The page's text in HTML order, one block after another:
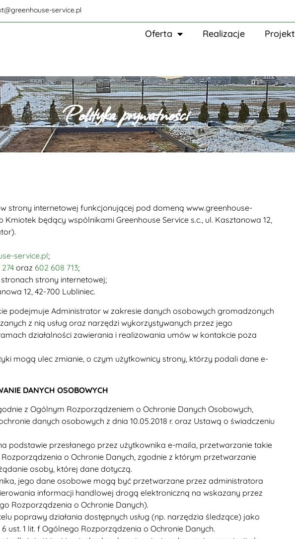
service.pl
Oferta Realizacje Projekt
Polityka prywatności
strony internetowej funkcjonującej pod domeną www.greenhouse-
będący wspólnikami Greenhouse Service s.c., ul. Kasztanowa 12,
service.pl;
oraz 602 608 713;
strony internetowej;
12, 42-700 Lubliniec.
podejmuje Administrator w zakresie danych osobowych gromadzonych
z nią usług oraz narzędzi wykorzystywanych przez jego
działalności zawierania i realizowania umów w kontakcie poza
mogą ulec zmianie, o czym użytkownicy strony, którzy podali dane e-
DANYCH OSOBOWYCH
z Ogólnym Rozporządzeniem o Ochronie Danych Osobowych,
danych osobowych z dnia 10.05.2018 r. oraz Ustawą o świadczeniu
podstawie przesłanego przez użytkownika e-maila, przetwarzanie takie
o Ochronie Danych, zgodnie z którym przetwarzanie
osoby, której dane dotyczą.
jego dane osobowe mogą być przetwarzane przez administratora
informacji handlowej drogą elektroniczną na wskazany przez
Rozporządzenia o Ochronie Danych).
poprawy działania dostępnych usług (np. narzędzia śledzące) jako
1 lit. f Ogólnego Rozporządzenia o Ochronie Danych.